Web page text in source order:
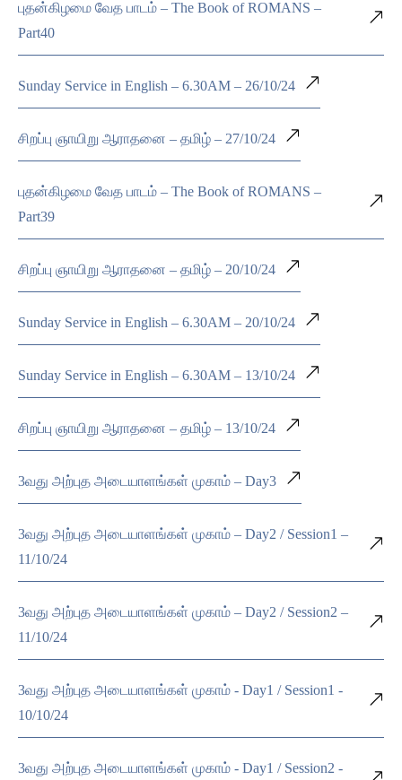
புதன்கிழமை வேத பாடம் – The Book of ROMANS –
Part40
Sunday Service in English – 6.30AM – 26/10/24
சிறப்பு ஞாயிறு ஆராதனை – தமிழ் – 27/10/24
புதன்கிழமை வேத பாடம் – The Book of ROMANS –
Part39
சிறப்பு ஞாயிறு ஆராதனை – தமிழ் – 20/10/24
Sunday Service in English – 6.30AM – 20/10/24
Sunday Service in English – 6.30AM – 13/10/24
சிறப்பு ஞாயிறு ஆராதனை – தமிழ் – 13/10/24
3வது அற்புத அடையாளங்கள் முகாம் – Day3
3வது அற்புத அடையாளங்கள் முகாம் – Day2 / Session1 –
11/10/24
3வது அற்புத அடையாளங்கள் முகாம் – Day2 / Session2 –
11/10/24
3வது அற்புத அடையாளங்கள் முகாம் - Day1 / Session1 -
10/10/24
3வது அற்புத அடையாளங்கள் முகாம் - Day1 / Session2 -